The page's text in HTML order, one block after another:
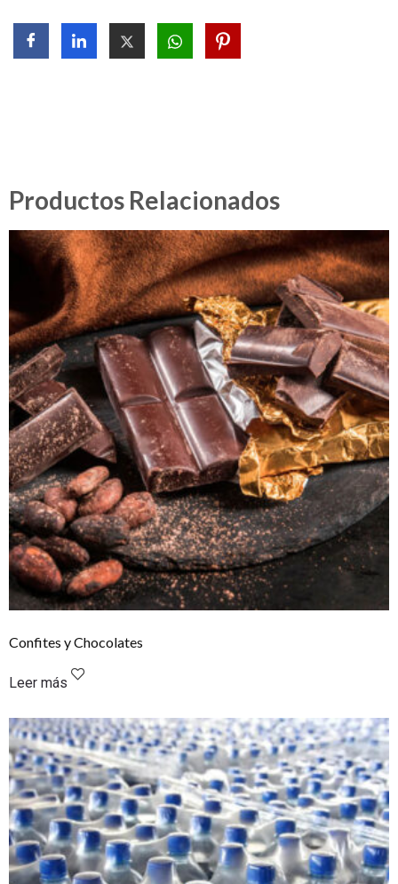
Productos Relacionados
Confites y Chocolates
Leer más